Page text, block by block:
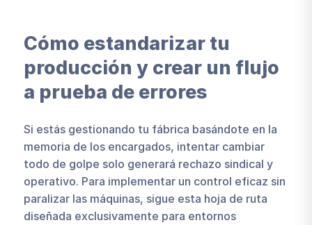
Cómo estandarizar tu
producción y crear un flujo
a prueba de errores
Si estás gestionando tu fábrica basándote en la
memoria de los encargados, intentar cambiar
todo de golpe solo generará rechazo sindical y
operativo. Para implementar un control eficaz sin
paralizar las máquinas, sigue esta hoja de ruta
diseñada exclusivamente para entornos